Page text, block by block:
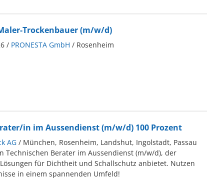
Trockenbauer (m/w/d)
/ PRONESTA GmbH / Rosenheim
in im Aussendienst (m/w/d) 100 Prozent
AG / München, Rosenheim, Landshut, Ingolstadt, Passau
Technischen Berater im Aussendienst (m/w/d), der
für Dichtheit und Schallschutz anbietet. Nutzen
in einem spannenden Umfeld!